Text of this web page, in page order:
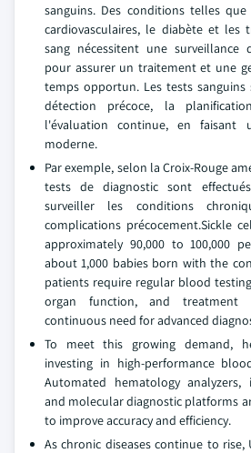
sanguins. Des conditions telles
cardiovasculaires, le diabète et les
sang nécessitent une surveillance
pour assurer un traitement et une
temps opportun. Les tests
détection précoce, la
l'évaluation continue, en
moderne.
Par exemple, selon la Croix-Rouge
tests de diagnostic sont
surveiller les conditions
complications précocement.Sickle
approximately 90,000 to 100,000
about 1,000 babies born with the
patients require regular blood
organ function, and treatment
continuous need for advanced
To meet this growing demand,
investing in high-performance
Automated hematology analyzers,
and molecular diagnostic platforms
to improve accuracy and efficiency.
As chronic diseases continue to rise,